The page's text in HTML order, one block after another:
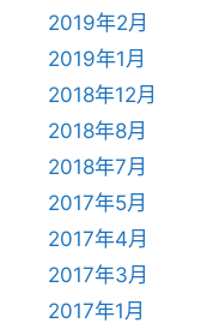
2019年2月
2019年1月
2018年12月
2018年8月
2018年7月
2017年5月
2017年4月
2017年3月
2017年1月